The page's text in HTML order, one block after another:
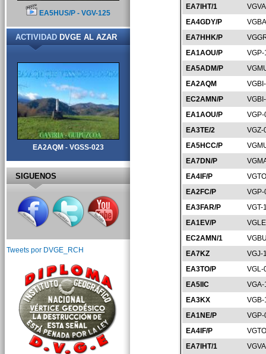
EA7IHT/1
EA4GDY/P
EA7HHK/P
EA1AOU/P
EA5ADM/P
EA2AQM
EC2AMN/P
EA1AOU/P
EA3TE/2
VGZ-
EA5HCC/P
EA7DN/P
EA4IF/P
EA2FC/P
EA3FAR/P
VGT-
EA1EV/P
EC2AMN/1
EA7KZ
VGJ-
EA3TO/P
VGL-
EA5IIC
VGA-
EA3KX
EA1NE/P
EA4IF/P
EA7IHT/1
EA5HUS/P - VGV-125
ACTIVIDADDVGE AL AZAR
EA2AQM - VGSS-023
SIGUENOS
Tweets por DVGE_RCH